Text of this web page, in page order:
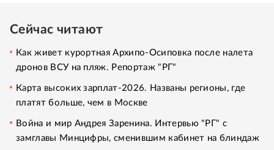
Сейчас читают
Как живет курортная Архипо-Осиповка после налета
дронов ВСУ на пляж. Репортаж "РГ"
Карта высоких зарплат-2026. Названы регионы, где
платят больше, чем в Москве
Война и мир Андрея Заренина. Интервью "РГ" с
замглавы Минцифры, сменившим кабинет на блиндаж